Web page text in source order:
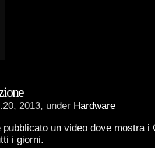
2013, under Hardware
pubblicato un video dove mostra i
i giorni.